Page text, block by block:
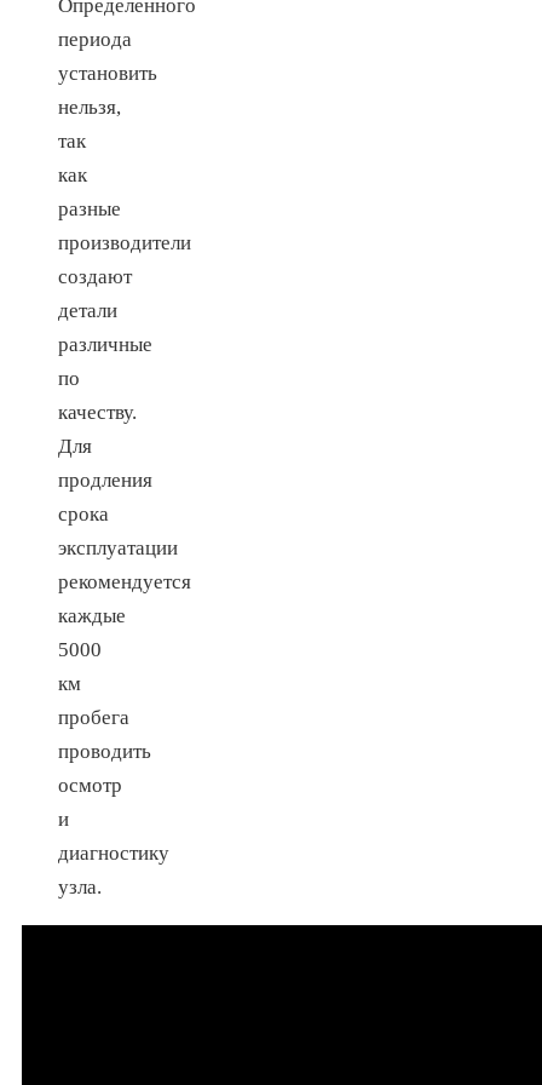
Определенного
периода
установить
нельзя,
так
как
разные
производители
создают
детали
различные
по
качеству.
Для
продления
срока
эксплуатации
рекомендуется
каждые
5000
км
пробега
проводить
осмотр
и
диагностику
узла.